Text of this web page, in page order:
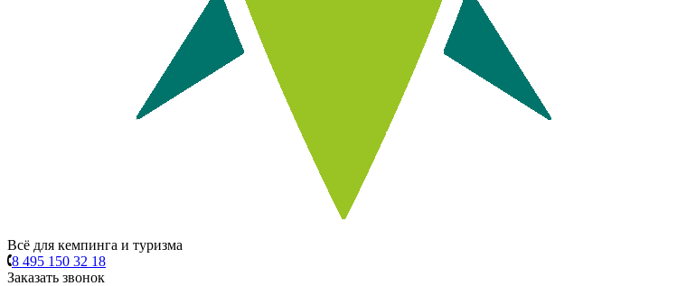
Всё для кемпинга и туризма
8 495 150 32 18
Заказать звонок